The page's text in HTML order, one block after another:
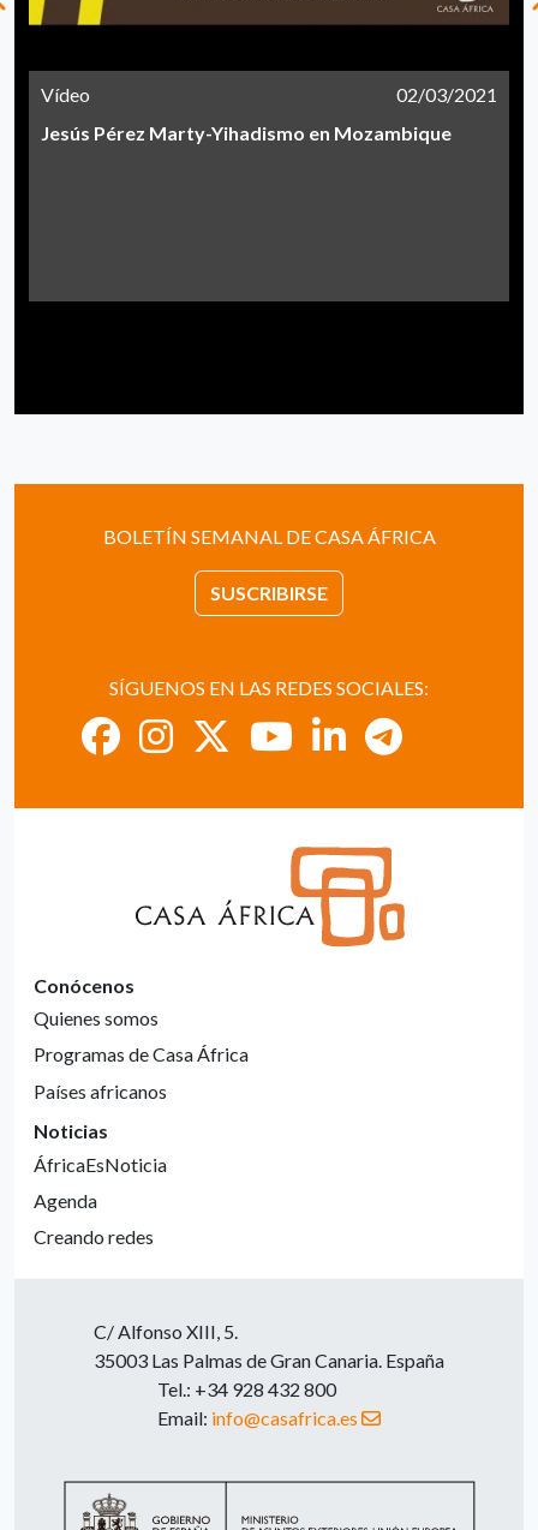
Vídeo
02/03/2021
Jesús Pérez Marty-Yihadismo en Mozambique
BOLETÍN SEMANAL DE CASA ÁFRICA
SUSCRIBIRSE
SÍGUENOS EN LAS REDES SOCIALES:
Conócenos
Quienes somos
Programas de Casa África
Países africanos
Noticias
ÁfricaEsNoticia
Agenda
Creando redes
C/ Alfonso XIII, 5.
35003 Las Palmas de Gran Canaria. España
Tel.: +34 928 432 800
Email: info@casafrica.es